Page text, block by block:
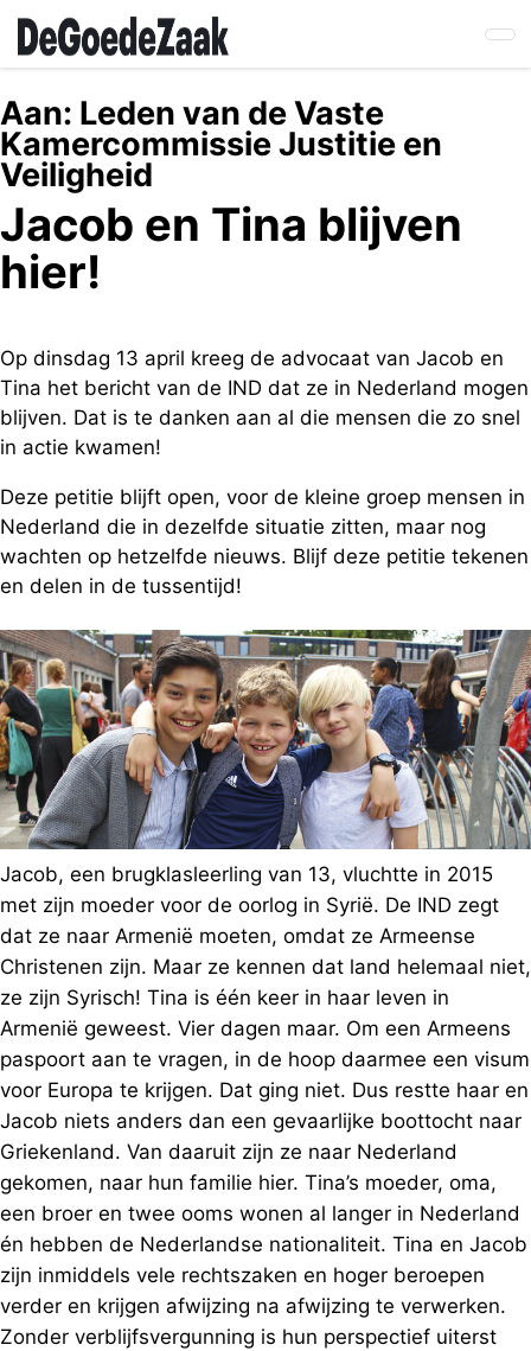
Skip
main
content
Aan: Leden van de Vaste
Kamercommissie Justitie en
Veiligheid
Jacob en Tina blijven
hier!
Op dinsdag 13 april kreeg de advocaat van Jacob en
Tina het bericht van de IND dat ze in Nederland mogen
blijven. Dat is te danken aan al die mensen die zo snel
in actie kwamen!
Deze petitie blijft open, voor de kleine groep mensen in
Nederland die in dezelfde situatie zitten, maar nog
wachten op hetzelfde nieuws. Blijf deze petitie tekenen
en delen in de tussentijd!
Jacob, een brugklasleerling van 13, vluchtte in 2015
met zijn moeder voor de oorlog in Syrië. De IND zegt
dat ze naar Armenië moeten, omdat ze Armeense
Christenen zijn. Maar ze kennen dat land helemaal niet,
ze zijn Syrisch! Tina is één keer in haar leven in
Armenië geweest. Vier dagen maar. Om een Armeens
paspoort aan te vragen, in de hoop daarmee een visum
voor Europa te krijgen. Dat ging niet. Dus restte haar en
Jacob niets anders dan een gevaarlijke boottocht naar
Griekenland. Van daaruit zijn ze naar Nederland
gekomen, naar hun familie hier. Tina’s moeder, oma,
een broer en twee ooms wonen al langer in Nederland
én hebben de Nederlandse nationaliteit. Tina en Jacob
zijn inmiddels vele rechtszaken en hoger beroepen
verder en krijgen afwijzing na afwijzing te verwerken.
Zonder verblijfsvergunning is hun perspectief uiterst